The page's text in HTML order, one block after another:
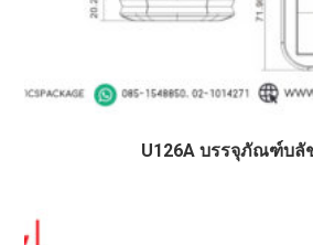
U126A บรรจุภัณฑ์บลั